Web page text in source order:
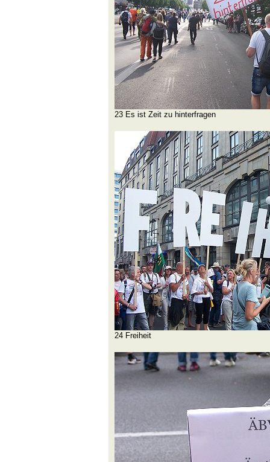
23 Es ist Zeit zu hinterfragen
24 Freiheit